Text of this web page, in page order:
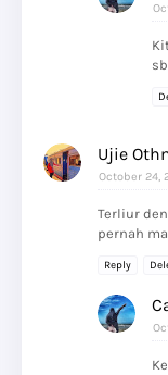
Ujie
October 24,
Terliur
pernah
Reply